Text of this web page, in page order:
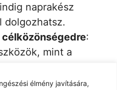
élmény javítására,
naprakész
dolgozhatsz.
:
mint a
szabott